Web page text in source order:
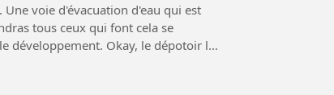
voie d'évacuation d'eau qui est
Okay, le dépotoir le